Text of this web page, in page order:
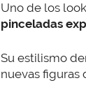
Uno de los
pinceladas
Su estilismo
nuevas figuras